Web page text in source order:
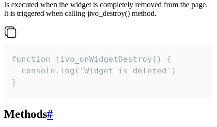
Is executed when the widget is completely removed from the page.
It is triggered when calling jivo_destroy() method.
function jivo_onWidgetDestroy() {
  console.log('Widget is deleted')
}
Methods#